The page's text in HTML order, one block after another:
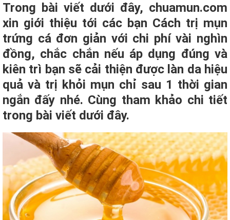
Trong bài viết dưới đây, chuamun.com
xin giới thiệu tới các bạn Cách trị mụn
trứng cá đơn giản với chi phí vài nghìn
đồng, chắc chắn nếu áp dụng đúng và
kiên trì bạn sẽ cải thiện được làn da hiệu
quả và trị khỏi mụn chỉ sau 1 thời gian
ngắn đấy nhé. Cùng tham khảo chi tiết
trong bài viết dưới đây.